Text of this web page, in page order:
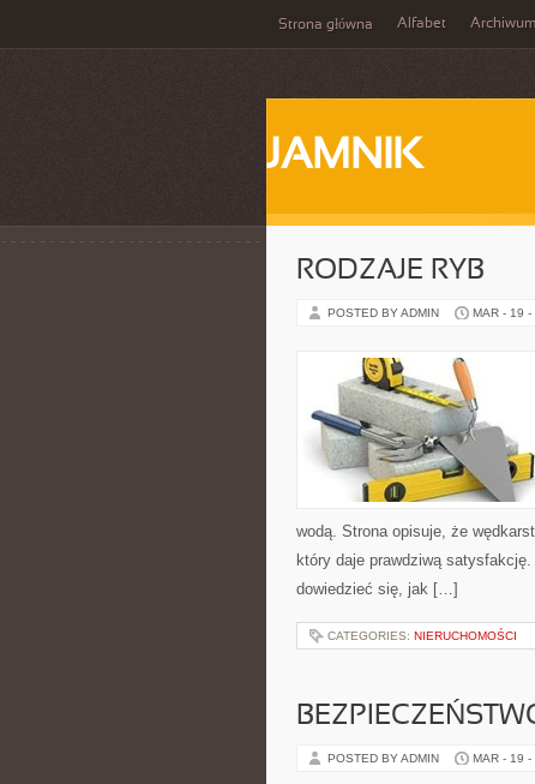
Strona główna Alfabet Archiwum
JAMNIK
RODZAJE RYB
POSTED BY ADMIN MAR - 19 -
wodą. Strona opisuje, że
który daje prawdziwą
dowiedzieć się, jak […]
CATEGORIES: NIERUCHOMOŚCI
POSTED BY ADMIN MAR - 19 -